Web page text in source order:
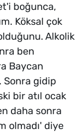
boğunca,
Köksal çok
Alkolik
ben
Baycan
Sonra gidip
bir atıl ocak
daha sonra
olmadı' diye